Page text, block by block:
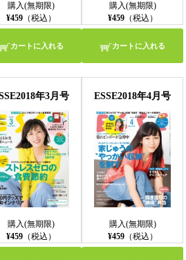
購入(無期限)
¥459（税込）
カートに入れる
購入(無期限)
¥459（税込）
カートに入れる
年3月号
購入(無期限)
¥459（税込）
ESSE2018年4月号
購入(無期限)
¥459（税込）